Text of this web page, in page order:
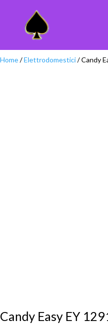
Home/Elettrodomestici/ Candy
Candy Easy EY